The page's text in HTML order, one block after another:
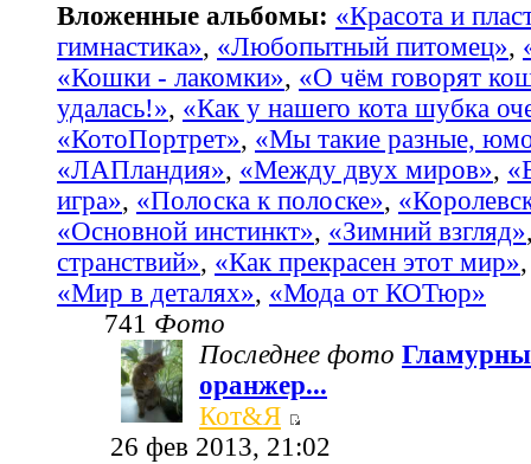
Вложенные альбомы: «Красота и
гимнастика», «Любопытный питомец»,
«Кошки - лакомки», «О чём говорят
удалась!», «Как у нашего кота шубка
«КотоПортрет», «Мы такие разные,
«ЛАПландия», «Между двух миров»,
игра», «Полоска к полоске»,
«Основной инстинкт», «Зимний взгляд»
странствий», «Как прекрасен этот мир»
«Мир в деталях», «Мода от КОТюр»
741 Фото
Последнее фото
оранжер...
Кот&Я
26 фев 2013, 21:02